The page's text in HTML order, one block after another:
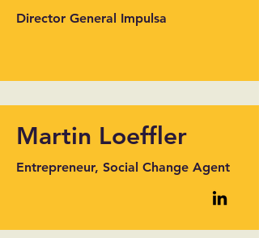
Director General Impulsa
Martin Loeffler
Entrepreneur, Social Change Agent